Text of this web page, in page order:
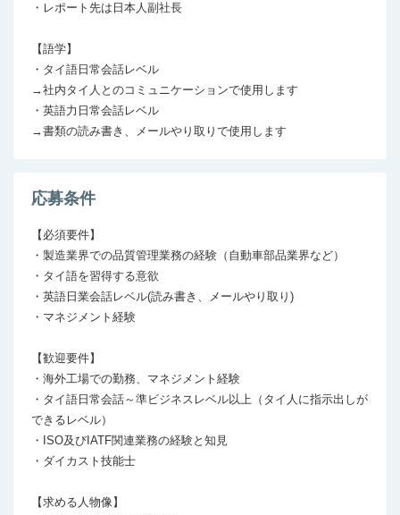
・レポート先は日本人副社長
【語学】
・タイ語日常会話レベル
→社内タイ人とのコミュニケーションで使用します
・英語力日常会話レベル
→書類の読み書き、メールやり取りで使用します
応募条件
【必須要件】
・製造業界での品質管理業務の経験（自動車部品業界など）
・タイ語を習得する意欲
・英語日業会話レベル(読み書き、メールやり取り)
・マネジメント経験
【歓迎要件】
・海外工場での勤務、マネジメント経験
・タイ語日常会話～準ビジネスレベル以上（タイ人に指示出しが
できるレベル）
・ISO及びIATF関連業務の経験と知見
・ダイカスト技能士
【求める人物像】